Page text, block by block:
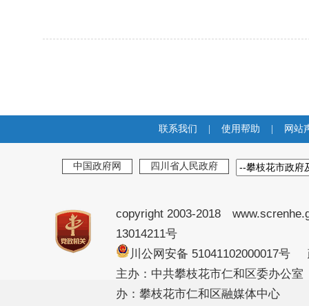
联系我们 使用帮助 网站
中国政府网 四川省人民政府
copyright 2003-2018
13014211号
川公网安备 51041102000017
主办：中共攀枝花市仁和区委办公
办：攀枝花市仁和区融媒体中心